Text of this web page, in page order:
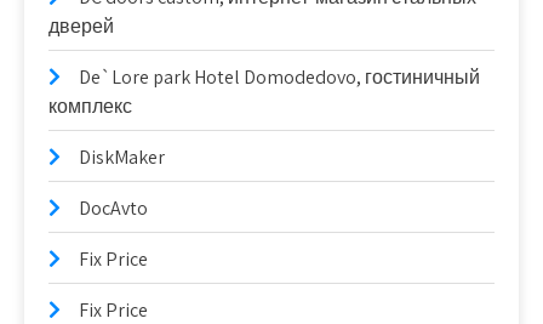
дверей
De`Lore park Hotel Domodedovo, гостиничный
комплекс
DiskMaker
DocAvto
Fix Price
Fix Price